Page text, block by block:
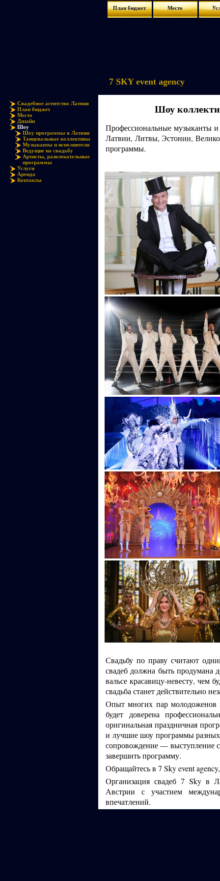
План бюджет Место
Свадебное агентство Латвия
План бюджет
Место
Дизайн
Шоу
Шоу программы в Латвии
Танцевальные коллективы
Музыканты и исполнители
Ведущие на свадьбу
Артисты, развлекательные
программы
Услуги
Аренда
Контакты
7 SKY event agency
Шоу
Профессиональные музыканты
Латвии, Литвы, Эстонии,
программы.
Свадьбу по праву считают
свадеб должна быть продумана
вальсе красавицу-невесту, чем
свадьба станет действительно
Опыт многих пар молодоженов
будет доверена
оригинальная праздничная
и лучшие шоу программы
сопровождение — выступление
завершить программу.
Обращайтесь в 7 Sky event
Организация свадеб 7 Sky в
Австрии с участием
впечатлений.